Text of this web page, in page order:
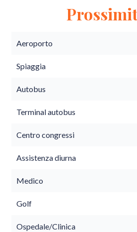
Aeroporto
Spiaggia
Autobus
Terminal autobus
Centro congressi
Assistenza diurna
Medico
Golf
Ospedale/Clinica